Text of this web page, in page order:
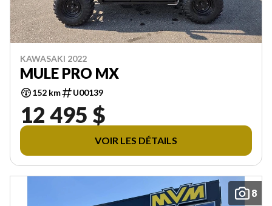
KAWASAKI 2022
MULE PRO MX
152 km U00139
12 495 $
VOIR LES DÉTAILS
8